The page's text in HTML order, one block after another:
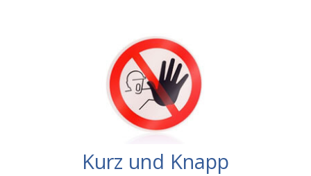
Kurz und Knapp